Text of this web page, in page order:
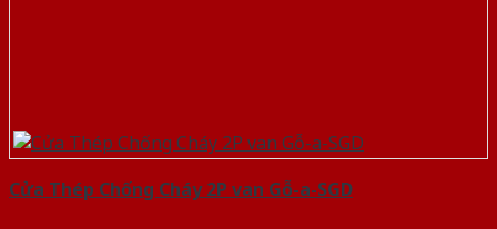
Cửa Thép Chống Cháy 2P van Gỗ-a-SGD